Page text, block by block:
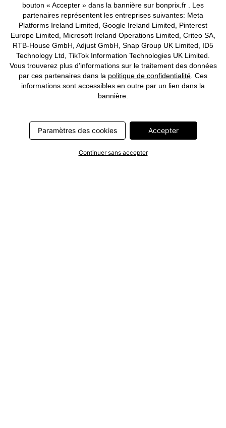
bouton « Accepter » dans la bannière sur bonprix.fr . Les
partenaires représentent les entreprises suivantes: Meta
Platforms Ireland Limited, Google Ireland Limited, Pinterest
Europe Limited, Microsoft Ireland Operations Limited, Criteo SA,
RTB-House GmbH, Adjust GmbH, Snap Group UK Limited, ID5
Technology Ltd, TikTok Information Technologies UK Limited.
Vous trouverez plus d’informations sur le traitement des données
par ces partenaires dans la politique de confidentialité . Ces
informations sont accessibles en outre par un lien dans la
bannière.
Paramètres des cookies Accepter
Continuer sans accepter